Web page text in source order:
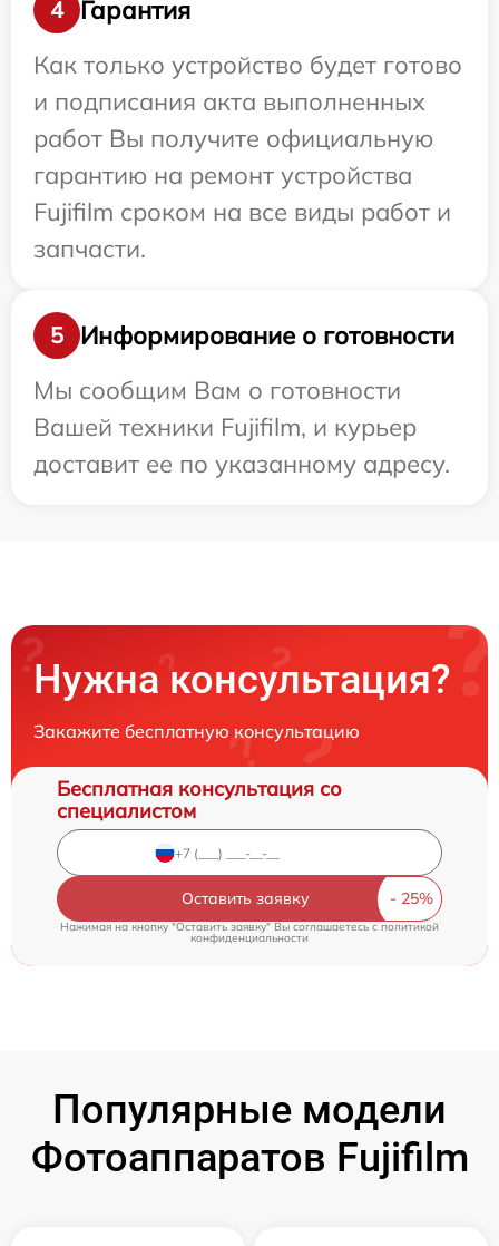
4
Гарантия
Как только устройство будет готово
и подписания акта выполненных
работ Вы получите официальную
гарантию на ремонт устройства
Fujifilm сроком на все виды работ и
запчасти.
5
Информирование о готовности
Мы сообщим Вам о готовности
Вашей техники Fujifilm, и курьер
доставит ее по указанному адресу.
Нужна консультация?
Закажите бесплатную консультацию
Бесплатная консультация со
специалистом
Оставить заявку
Нажимая на кнопку "Оставить заявку" Вы соглашаетесь c политикой
конфиденциальности
Популярные модели
Фотоаппаратов Fujifilm